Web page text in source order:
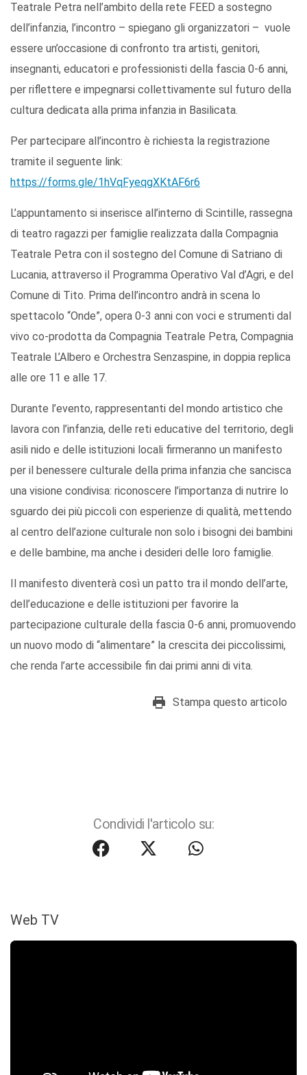
Teatrale Petra nell’ambito della rete FEED a sostegno
dell’infanzia, l’incontro – spiegano gli organizzatori – vuole
essere un’occasione di confronto tra artisti, genitori,
insegnanti, educatori e professionisti della fascia 0-6 anni,
per riflettere e impegnarsi collettivamente sul futuro della
cultura dedicata alla prima infanzia in Basilicata.
Per partecipare all’incontro è richiesta la registrazione
tramite il seguente link:
https://forms.gle/1hVqFyeqgXKtAF6r6
L’appuntamento si inserisce all’interno di Scintille, rassegna
di teatro ragazzi per famiglie realizzata dalla Compagnia
Teatrale Petra con il sostegno del Comune di Satriano di
Lucania, attraverso il Programma Operativo Val d’Agri, e del
Comune di Tito. Prima dell’incontro andrà in scena lo
spettacolo “Onde”, opera 0-3 anni con voci e strumenti dal
vivo co-prodotta da Compagnia Teatrale Petra, Compagnia
Teatrale L’Albero e Orchestra Senzaspine, in doppia replica
alle ore 11 e alle 17.
Durante l’evento, rappresentanti del mondo artistico che
lavora con l’infanzia, delle reti educative del territorio, degli
asili nido e delle istituzioni locali firmeranno un manifesto
per il benessere culturale della prima infanzia che sancisca
una visione condivisa: riconoscere l’importanza di nutrire lo
sguardo dei più piccoli con esperienze di qualità, mettendo
al centro dell’azione culturale non solo i bisogni dei bambini
e delle bambine, ma anche i desideri delle loro famiglie.
Il manifesto diventerà così un patto tra il mondo dell’arte,
dell’educazione e delle istituzioni per favorire la
partecipazione culturale della fascia 0-6 anni, promuovendo
un nuovo modo di “alimentare” la crescita dei piccolissimi,
che renda l’arte accessibile fin dai primi anni di vita.
Stampa questo articolo
Condividi l'articolo su:
Web TV